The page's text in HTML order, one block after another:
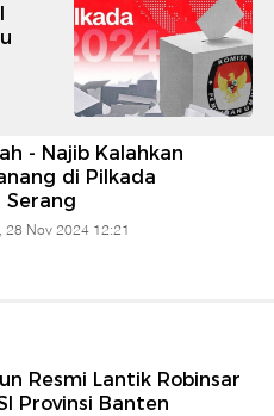
- Najib Kalahkan
di Pilkada
Serang
28 Nov 2024 12:21
Resmi Lantik Robinsar
Provinsi Banten